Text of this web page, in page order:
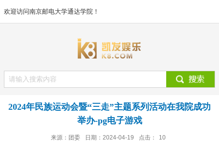
欢迎访问南京邮电大学通达学院！
2024年民族运动会暨“三走”主题系列活动在我院成功
举办-pg电子游戏
来源：团委 日期：2024-04-19 点击： 10